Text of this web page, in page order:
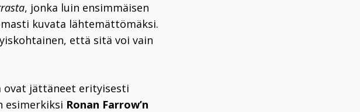
, jonka luin ensimmäisen
kuvata lähtemättömäksi.
että sitä voi vain
ovat jättäneet erityisesti
esimerkiksi Ronan Farrow’n